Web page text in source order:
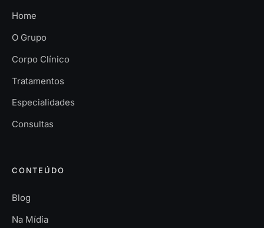
Home
O Grupo
Corpo Clínico
Tratamentos
Especialidades
Consultas
CONTEÚDO
Blog
Na Mídia